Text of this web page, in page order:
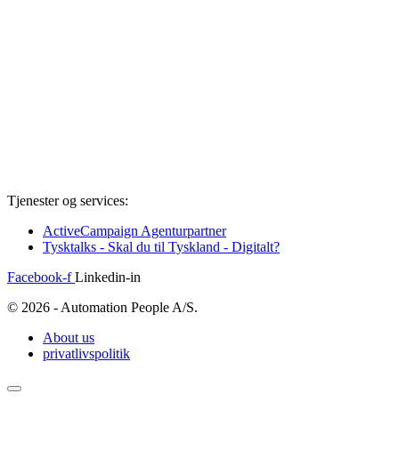
Tjenester og services:
ActiveCampaign Agenturpartner
Tysktalks - Skal du til Tyskland - Digitalt?
Facebook-f Linkedin-in
© 2026 - Automation People A/S.
About us
privatlivspolitik